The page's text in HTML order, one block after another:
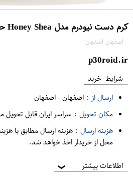
کرم دست نیودرم مدل Honey Shea حجم 150 میلی لیتر
اصفهان اصفهان
p30roid.ir
شرایط خرید
ارسال از : اصفهان-اصفهان
مکان تحویل : سراسر ایران قابل تحویل
هزینه ارسال : هزینه ارسال مطابق با
محل از خریدار اخذ خواهد شد.
اطلاعات بیشتر ❯